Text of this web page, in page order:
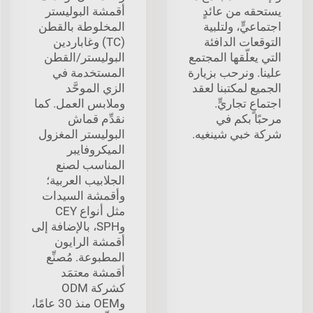
يستحقه من عائدٍ
اجتماعيٍّ، ولتلبية
التوقعات الدافئة
التي يعلّقها المجتمع
علينا. ونرحب بزيارة
الجميع لمكتبنا لعقد
اجتماعٍ تجاريٍّ.
مرحبًا بكم في
شركة خبي شينغيه.
أقمشة البوليستر
المخلوطة بالقطن
(TC) وغاباردين
البوليستر/القطن
المستخدمة في
الزي الموحَّد
وملابس العمل. كما
نقدِّم قماش
البوليستر المغزول
الميكروفايبر
المناسب لصنع
الجلابيب العربية؛
وأقمشة السيدات
مثل أنواع CEY
وSPH، بالإضافة إلى
أقمشة الرايون
المطبوعة. مُصنِّع
أقمشة معتمَد
كشركة ODM
وOEM منذ 30 عامًا،